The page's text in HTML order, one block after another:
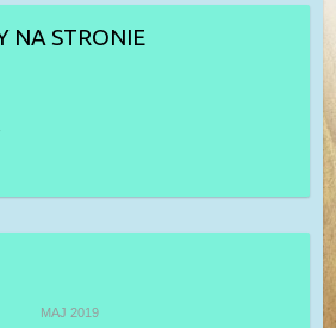
NA STRONIE
MAJ 2019